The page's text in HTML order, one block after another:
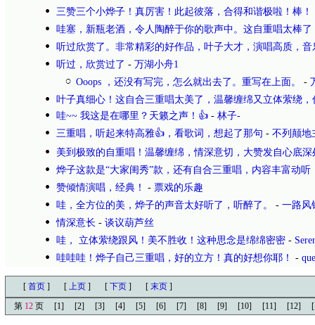
三赞三个小烨子！真厉害！此起彼落，合得和谐极啦！棒！
哇塞，新瓶老酒，令人陶醉于你的歌声中。这自重唱太棒了
听过欣赏了。非常精彩的好作品，叶子大才，演唱高质，音
听过，欣赏过了 - 万湖小舟1
Ooops ，还没有写完，怎么就出去了。重写在上面。
-
叶子真细心！这自合三重唱太美了，温馨缠绵又立体萦绕，
哇~~ 我这是在哪里？天籁之声！👍 - 林子-
三重唱，听起来特高雅👍，看歌词，想起了那句 - 不列颠地
美到极致的自重唱！温馨缠绵，情深意切，大赞发自心底深
烨子这款是“大家闺秀”款，还有自合三重唱，内容丰富动听
赞倾情演唱，经典！
- 票戏的乐趣
哇，全方位的美，烨子的声音太好听了，听醉了。
- 一路风
情深意长 - 谈议葫芦丝
哇， 立体萦绕跟风！美不胜收！这种思念是绵绵密密 -
哇哇哇！烨子自己三重唱，好的立方！真的好想你耶！
-
[ 首页 ] [ 上页 ] [ 下页 ] [ 末页 ]
第 12 页 [1] [2] [3] [4] [5] [6] [7] [8] [9] [10] [11] [12]